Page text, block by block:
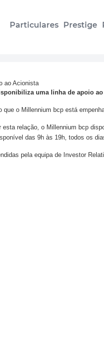
Particulares Prestige
ao Acionista
uma linha de apoio ao
que o Millennium bcp está
esta relação, o Millennium bcp
das 9h às 19h, todos os
pela equipa de Investor